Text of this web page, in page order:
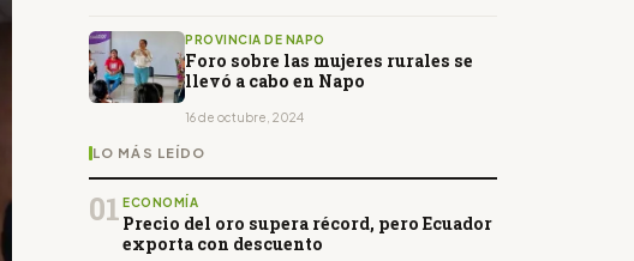
PROVINCIA DE NAPO
Foro sobre las mujeres rurales se
llevó a cabo en Napo
16 de octubre, 2024
LO MÁS LEÍDO
01 ECONOMÍA
Precio del oro supera récord, pero Ecuador
exporta con descuento